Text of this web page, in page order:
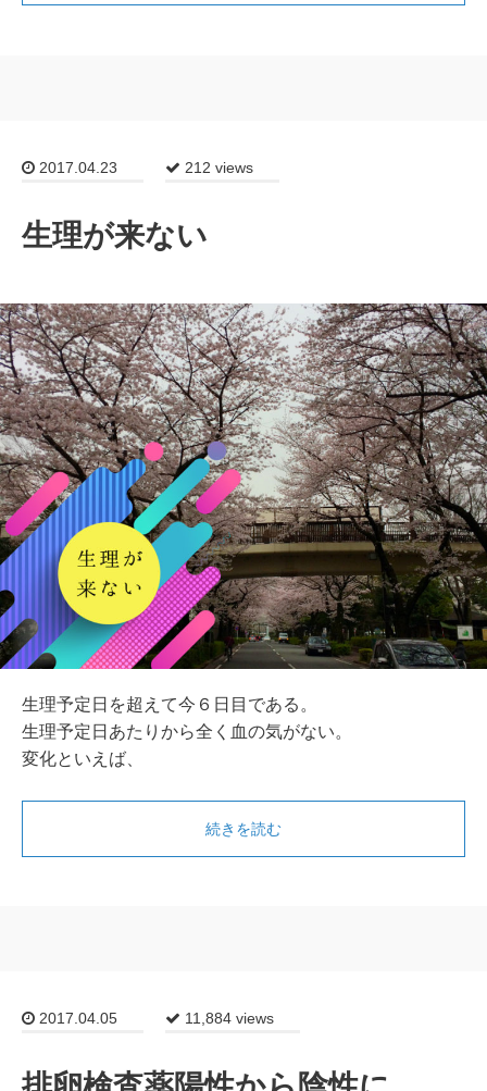
2017.04.23 212 views
生理が来ない
生理予定日を超えて今６日目である。
生理予定日あたりから全く血の気がない。
変化といえば、
続きを読む
2017.04.05 11,884 views